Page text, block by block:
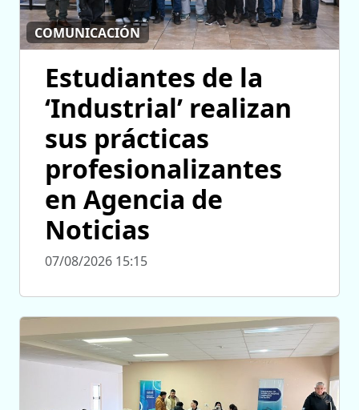
COMUNICACIÓN
Estudiantes de la
‘Industrial’ realizan
sus prácticas
profesionalizantes
en Agencia de
Noticias
07/08/2026 15:15